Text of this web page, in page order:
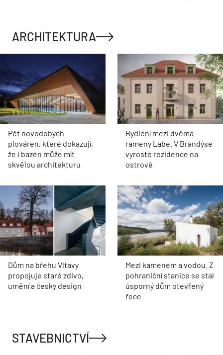
ARCHITEKTURA
Pět novodobých
plováren, které dokazují,
že i bazén může mít
skvělou architekturu
Bydlení mezi dvěma
rameny Labe. V Brandýse
vyroste rezidence na
ostrově
Dům na břehu Vltavy
propojuje staré zdivo,
umění a český design
Mezi kamenem a vodou. Z
pohraniční stanice se stal
úsporný dům otevřený
řece
STAVEBNICTVÍ